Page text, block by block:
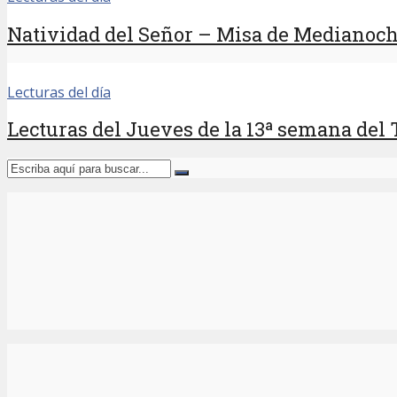
Natividad del Señor – Misa de
Lecturas del día
Lecturas del Jueves de la 13ª semana del